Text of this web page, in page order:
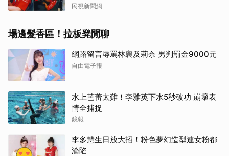
民視新聞網
場邊髮香區！拉板凳閒聊
網路留言辱罵林襄及莉奈 男判罰金9000元
自由電子報
水上芭蕾太難！李雅英下水5秒破功 崩壞表
情全捕捉
鏡報
李多慧生日放大招！粉色夢幻造型連女粉都
淪陷